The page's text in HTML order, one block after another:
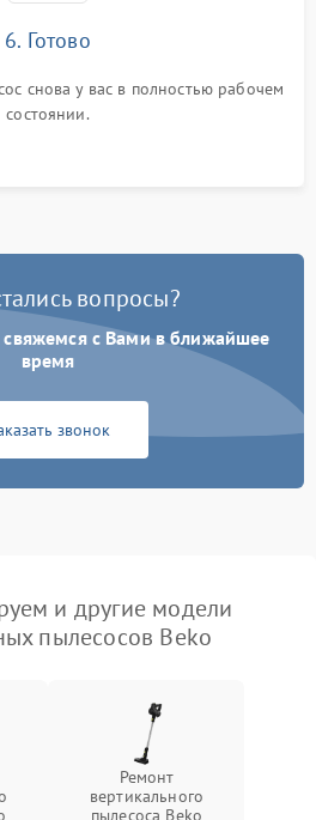
6. Готово
снова у вас в полностью рабочем
состоянии.
вопросы?
свяжемся с Вами в ближайшее
время
звонок
и другие модели
пылесосов Beko
Ремонт
вертикального
пылесоса Beko